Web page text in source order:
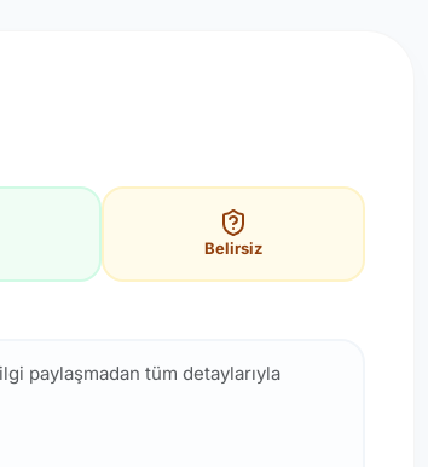
Belirsiz